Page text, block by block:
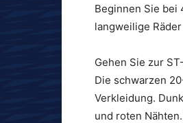
Beginnen Sie bei
langweilige
Gehen Sie zur
Die schwarzen
Verkleidung.
und roten